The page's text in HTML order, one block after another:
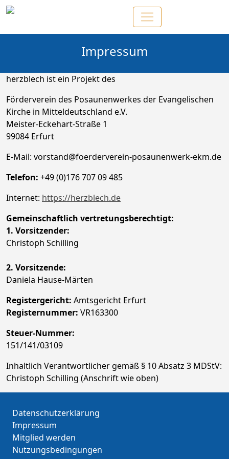
Impressum
herzblech ist ein Projekt des
Förderverein des Posaunenwerkes der Evangelischen
Kirche in Mitteldeutschland e.V.
Meister-Eckehart-Straße 1
99084 Erfurt
E-Mail: vorstand@foerderverein-posaunenwerk-ekm.de
Telefon: +49 (0)176 707 09 485
Internet: https://herzblech.de
Gemeinschaftlich vertretungsberechtigt:
1. Vorsitzender:
Christoph Schilling
2. Vorsitzende:
Daniela Hause-Märten
Registergericht: Amtsgericht Erfurt
Registernummer: VR163300
Steuer-Nummer:
151/141/03109
Inhaltlich Verantwortlicher gemäß § 10 Absatz 3 MDStV:
Christoph Schilling (Anschrift wie oben)
Datenschutzerklärung
Impressum
Mitglied werden
Nutzungsbedingungen